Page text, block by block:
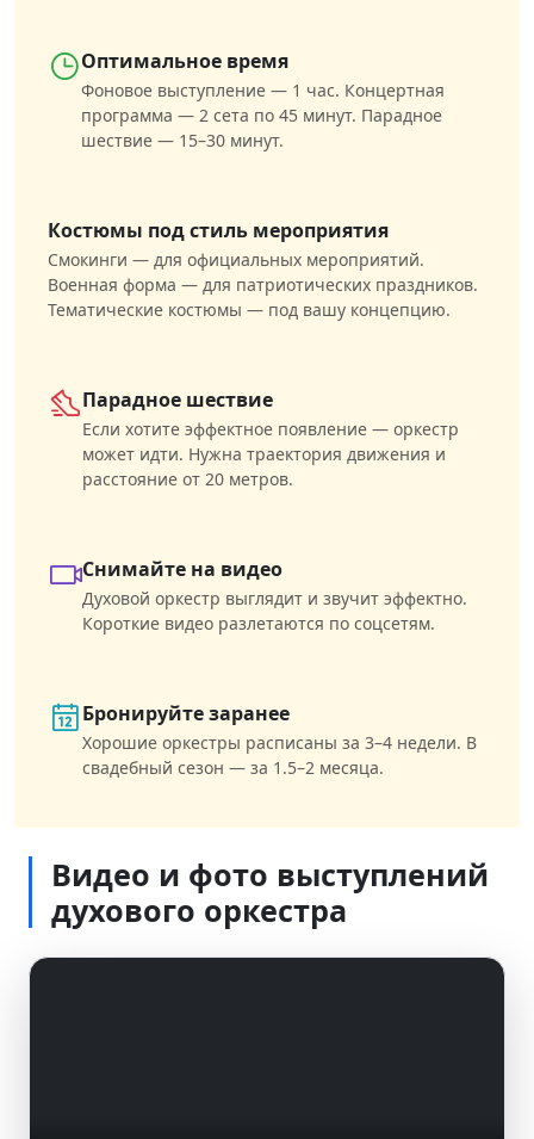
Оптимальное время
Фоновое выступление — 1 час. Концертная
программа — 2 сета по 45 минут. Парадное
шествие — 15–30 минут.
Костюмы под стиль мероприятия
Смокинги — для официальных мероприятий.
Военная форма — для патриотических праздников.
Тематические костюмы — под вашу концепцию.
Парадное шествие
Если хотите эффектное появление — оркестр
может идти. Нужна траектория движения и
расстояние от 20 метров.
Снимайте на видео
Духовой оркестр выглядит и звучит эффектно.
Короткие видео разлетаются по соцсетям.
Бронируйте заранее
Хорошие оркестры расписаны за 3–4 недели. В
свадебный сезон — за 1.5–2 месяца.
Видео и фото выступлений
духового оркестра